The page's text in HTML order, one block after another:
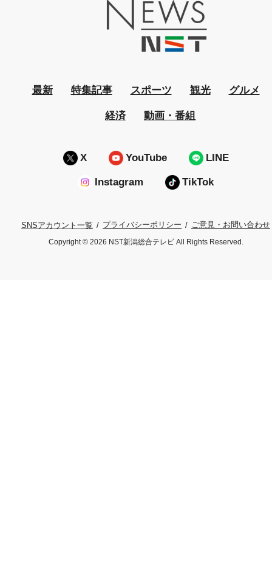
最新 特集記事 スポーツ 観光 グルメ
経済 動画・番組
X YouTube LINE
Instagram TikTok
SNSアカウント一覧 プライバシーポリシー ご意見・お問い合わせ
Copyright © 2026 NST新潟総合テレビ All Rights Reserved.